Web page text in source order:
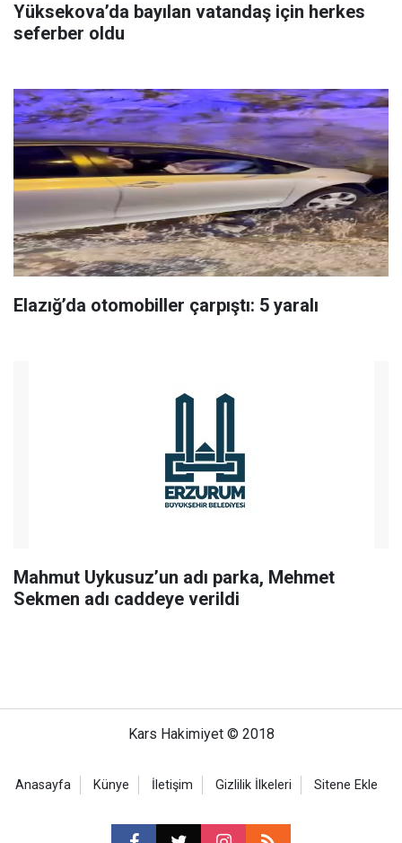
Yüksekova’da bayılan vatandaş için herkes
seferber oldu
Elazığ’da otomobiller çarpıştı: 5 yaralı
Mahmut Uykusuz’un adı parka, Mehmet
Sekmen adı caddeye verildi
Kars Hakimiyet © 2018
Anasayfa Künye İletişim Gizlilik İlkeleri Sitene Ekle